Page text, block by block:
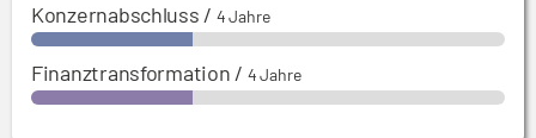
Konzernabschluss / 4 Jahre
Finanztransformation / 4 Jahre